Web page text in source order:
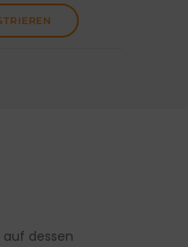
dessen